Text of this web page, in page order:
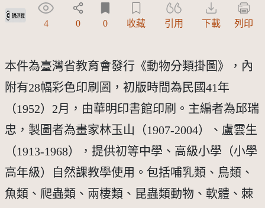
受著作權法保護-僅限於本平台有限度公開瀏覽
4 0 0 收藏 引用 下載 列印
本件為臺灣省教育會發行《動物分類掛圖》，內
附有28幅彩色印刷圖，初版時間為民國41年
（1952）2月，由華明印書館印刷。主編者為邱瑞
忠，製圖者為畫家林玉山（1907-2004）、盧雲生
（1913-1968），提供初等中學、高級小學（小學
高年級）自然課教學使用。包括哺乳類、鳥類、
魚類、爬蟲類、兩棲類、昆蟲類動物、軟體、棘